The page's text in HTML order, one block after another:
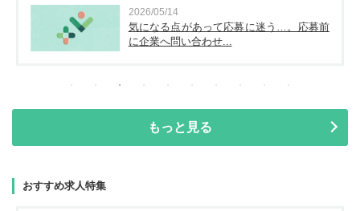
2026/05/14
気になる点があって応募に迷う…。応募前
に企業へ問い合わせ...
もっと見る
おすすめ求人特集